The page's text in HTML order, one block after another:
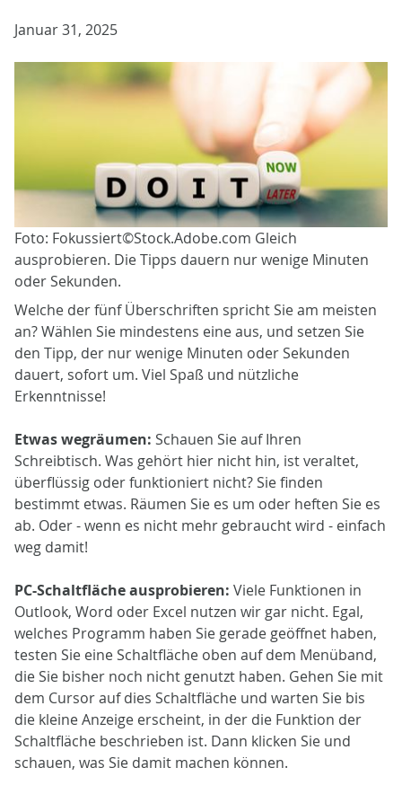
Januar 31, 2025
Foto: Fokussiert©Stock.Adobe.com Gleich
ausprobieren. Die Tipps dauern nur wenige Minuten
oder Sekunden.
Welche der fünf Überschriften spricht Sie am meisten
an? Wählen Sie mindestens eine aus, und setzen Sie
den Tipp, der nur wenige Minuten oder Sekunden
dauert, sofort um. Viel Spaß und nützliche
Erkenntnisse!
Etwas wegräumen: Schauen Sie auf Ihren
Schreibtisch. Was gehört hier nicht hin, ist veraltet,
überflüssig oder funktioniert nicht? Sie finden
bestimmt etwas. Räumen Sie es um oder heften Sie es
ab. Oder - wenn es nicht mehr gebraucht wird - einfach
weg damit!
PC-Schaltfläche ausprobieren: Viele Funktionen in
Outlook, Word oder Excel nutzen wir gar nicht. Egal,
welches Programm haben Sie gerade geöffnet haben,
testen Sie eine Schaltfläche oben auf dem Menüband,
die Sie bisher noch nicht genutzt haben. Gehen Sie mit
dem Cursor auf dies Schaltfläche und warten Sie bis
die kleine Anzeige erscheint, in der die Funktion der
Schaltfläche beschrieben ist. Dann klicken Sie und
schauen, was Sie damit machen können.